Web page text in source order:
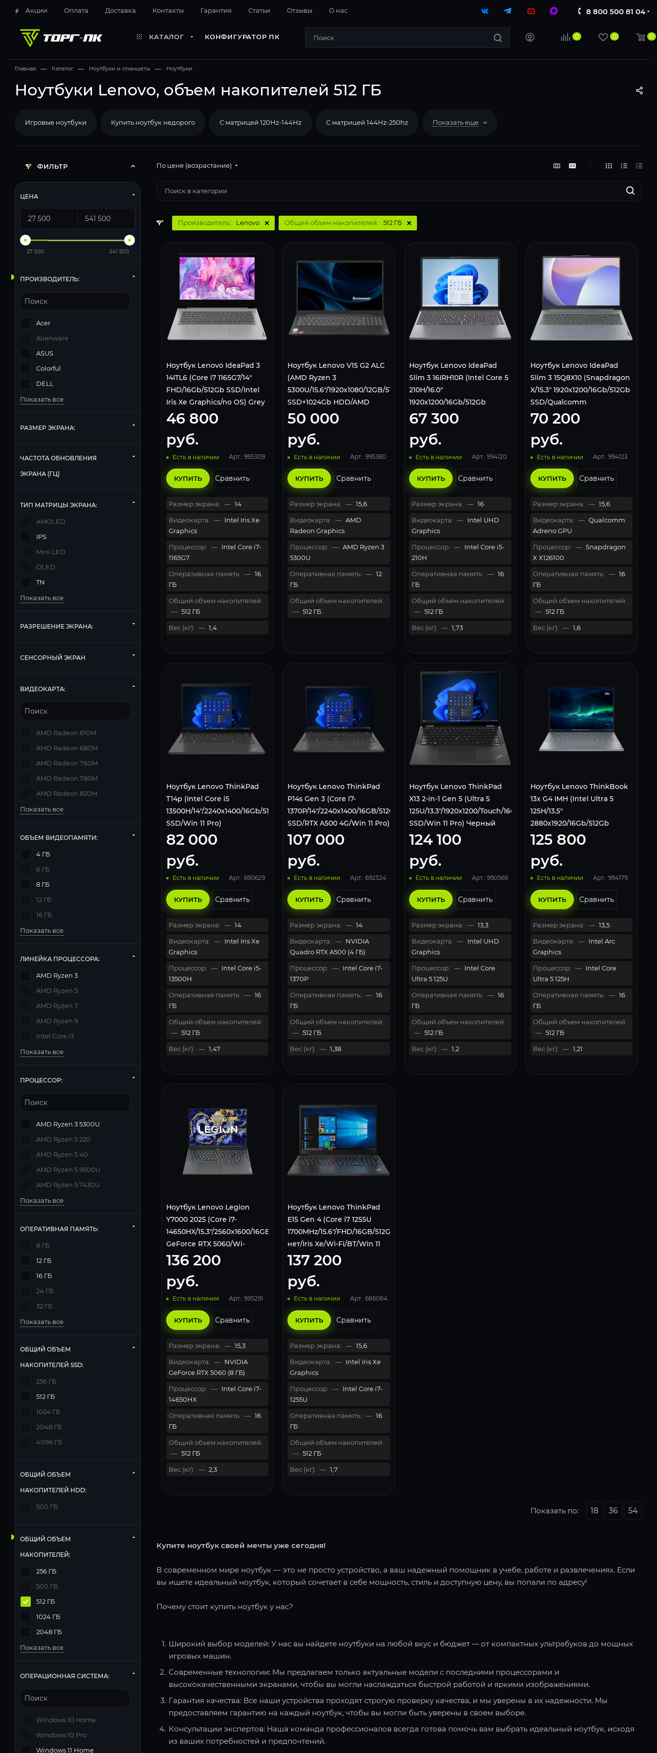
Акции Оплата Доставка Контакты Гарантия Cтатьи Отзывы О нас 8 800 500 81 04
КАТАЛОГ КОНФИГУРАТОР ПК 0 0 0
Главная — Каталог — Ноутбуки и планшеты — Ноутбуки
Ноутбуки Lenovo, объем накопителей 512 ГБ
Игровые ноутбуки Купить ноутбук недорого С матрицей 120Hz-144Hz С матрицей 144Hz-250hz Показать еще
По цене (возрастание)
Производитель:: Lenovo Общий объем накопителей:: 512 ГБ
Ноутбук Lenovo IdeaPad 3
14ITL6 (Core i7 1165G7/14"
FHD/16Gb/512Gb SSD/Intel
Iris Xe Graphics/no OS) Grey
46 800
руб.
Есть в наличии Арт.: 995309
КУПИТЬ Сравнить
Размер экрана: — 14
Видеокарта: — Intel Iris Xe
Graphics
Процессор: — Intel Core i7-
1165G7
Оперативная память: — 16
ГБ
Общий объем накопителей:
— 512 ГБ
Вес (кг): — 1,4
Ноутбук Lenovo V15 G2 ALC
(AMD Ryzen 3
5300U/15.6"/1920x1080/12GB/512gb
SSD+1024Gb HDD/AMD
Radeon Graphics/Без ОС),
82KD0031RU, черный
50 000
руб.
Есть в наличии Арт.: 995360
КУПИТЬ Сравнить
Размер экрана: — 15,6
Видеокарта: — AMD
Radeon Graphics
Процессор: — AMD Ryzen 3
5300U
Оперативная память: — 12
ГБ
Общий объем накопителей:
— 512 ГБ
Ноутбук Lenovo IdeaPad
Slim 3 16IRH10R (Intel Core 5
210H/16.0"
1920x1200/16Gb/512Gb
SSD/Intel Graphics/Win 11
Home) Luna Gray
67 300
руб.
Есть в наличии Арт.: 994120
КУПИТЬ Сравнить
Размер экрана: — 16
Видеокарта: — Intel UHD
Graphics
Процессор: — Intel Core i5-
210H
Оперативная память: — 16
ГБ
Общий объем накопителей:
— 512 ГБ
Вес (кг): — 1,73
Ноутбук Lenovo IdeaPad
Slim 3 15Q8X10 (Snapdragon
X/15.3" 1920x1200/16Gb/512Gb
SSD/Qualcomm
Adreno/Windows 11 Home)
Серый, Русская раскладка
70 200
руб.
Есть в наличии Арт.: 994123
КУПИТЬ Сравнить
Размер экрана: — 15,6
Видеокарта: — Qualcomm
Adreno GPU
Процессор: — Snapdragon
X X126100
Оперативная память: — 16
ГБ
Общий объем накопителей:
— 512 ГБ
Вес (кг): — 1,6
Ноутбук Lenovo ThinkPad
T14p (Intel Core i5
13500H/14"/2240x1400/16Gb/512Gb
SSD/Win 11 Pro)
82 000
руб.
Есть в наличии Арт.: 690629
КУПИТЬ Сравнить
Размер экрана: — 14
Видеокарта: — Intel Iris Xe
Graphics
Процессор: — Intel Core i5-
13500H
Оперативная память: — 16
ГБ
Общий объем накопителей:
— 512 ГБ
Вес (кг): — 1,47
Ноутбук Lenovo ThinkPad
P14s Gen 3 (Core i7-
1370P/14"/2240х1400/16GB/512GB
SSD/RTX A500 4G/Win 11 Pro)
Black
107 000
руб.
Есть в наличии Арт.: 692324
КУПИТЬ Сравнить
Размер экрана: — 14
Видеокарта: — NVIDIA
Quadro RTX A500 (4 ГБ)
Процессор: — Intel Core i7-
1370P
Оперативная память: — 16
ГБ
Общий объем накопителей:
— 512 ГБ
Вес (кг): — 1,38
Ноутбук Lenovo ThinkPad
X13 2-in-1 Gen 5 (Ultra 5
125U/13.3"/1920x1200/Touch/16Gb/512Gb
SSD/Win 11 Pro) Черный
124 100
руб.
Есть в наличии Арт.: 990569
КУПИТЬ Сравнить
Размер экрана: — 13,3
Видеокарта: — Intel UHD
Graphics
Процессор: — Intel Core
Ultra 5 125U
Оперативная память: — 16
ГБ
Общий объем накопителей:
— 512 ГБ
Вес (кг): — 1,2
Ноутбук Lenovo ThinkBook
13x G4 IMH (Intel Ultra 5
125H/13.5"
2880x1920/16Gb/512Gb
SSD/Intel Arc/Win 11 Home)
Серый
125 800
руб.
Есть в наличии Арт.: 994179
КУПИТЬ Сравнить
Размер экрана: — 13,5
Видеокарта: — Intel Arc
Graphics
Процессор: — Intel Core
Ultra 5 125H
Оперативная память: — 16
ГБ
Общий объем накопителей:
— 512 ГБ
Вес (кг): — 1,21
Ноутбук Lenovo Legion
Y7000 2025 (Core i7-
14650HX/15.3"/2560x1600/16GB/512GB/NVIDIA
GeForce RTX 5060/Wi-
Fi/Bluetooth/Windows 11
Home)
136 200
руб.
Есть в наличии Арт.: 995291
КУПИТЬ Сравнить
Размер экрана: — 15,3
Видеокарта: — NVIDIA
GeForce RTX 5060 (8 ГБ)
Процессор: — Intel Core i7-
14650HX
Оперативная память: — 16
ГБ
Общий объем накопителей:
— 512 ГБ
Вес (кг): — 2,3
Ноутбук Lenovo ThinkPad
E15 Gen 4 (Core i7 1255U
1700MHz/15.6"/FHD/16GB/512GB/DVD
нет/Iris Xe/Wi-Fi/BT/Win 11
Pro) Black
137 200
руб.
Есть в наличии Арт.: 686084
КУПИТЬ Сравнить
Размер экрана: — 15,6
Видеокарта: — Intel Iris Xe
Graphics
Процессор: — Intel Core i7-
1255U
Оперативная память: — 16
ГБ
Общий объем накопителей:
— 512 ГБ
Вес (кг): — 1,7
Показать по: 18 36 54
Купите ноутбук своей мечты уже сегодня!
В современном мире ноутбук — это не просто устройство, а ваш надежный помощник в учебе, работе и развлечениях. Если
вы ищете идеальный ноутбук, который сочетает в себе мощность, стиль и доступную цену, вы попали по адресу!
Почему стоит купить ноутбук у нас?
Широкий выбор моделей: У нас вы найдете ноутбуки на любой вкус и бюджет — от компактных ультрабуков до мощных
игровых машин.
Современные технологии: Мы предлагаем только актуальные модели с последними процессорами и
высококачественными экранами, чтобы вы могли наслаждаться быстрой работой и яркими изображениями.
Гарантия качества: Все наши устройства проходят строгую проверку качества, и мы уверены в их надежности. Мы
предоставляем гарантию на каждый ноутбук, чтобы вы могли быть уверены в своем выборе.
Консультации экспертов: Наша команда профессионалов всегда готова помочь вам выбрать идеальный ноутбук, исходя
из ваших потребностей и предпочтений.
ФИЛЬТР
ЦЕНА
27 500 541 500
ПРОИЗВОДИТЕЛЬ:
Acer
Alienware
ASUS
Colorful
DELL
Показать все
РАЗМЕР ЭКРАНА:
ЧАСТОТА ОБНОВЛЕНИЯ
ЭКРАНА (ГЦ)
ТИП МАТРИЦЫ ЭКРАНА:
AMOLED
IPS
Mini LED
OLED
TN
Показать все
РАЗРЕШЕНИЕ ЭКРАНА:
СЕНСОРНЫЙ ЭКРАН
ВИДЕОКАРТА:
AMD Radeon 610M
AMD Radeon 680M
AMD Radeon 760M
AMD Radeon 780M
AMD Radeon 820M
Показать все
ОБЪЕМ ВИДЕОПАМЯТИ:
4 ГБ
6 ГБ
8 ГБ
12 ГБ
16 ГБ
Показать все
ЛИНЕЙКА ПРОЦЕССОРА:
AMD Ryzen 3
AMD Ryzen 5
AMD Ryzen 7
AMD Ryzen 9
Intel Core i3
Показать все
ПРОЦЕССОР:
AMD Ryzen 3 5300U
AMD Ryzen 5 220
AMD Ryzen 5 40
AMD Ryzen 5 5600U
AMD Ryzen 5 7430U
Показать все
ОПЕРАТИВНАЯ ПАМЯТЬ:
8 ГБ
12 ГБ
16 ГБ
24 ГБ
32 ГБ
Показать все
ОБЩИЙ ОБЪЕМ
НАКОПИТЕЛЕЙ SSD:
256 ГБ
512 ГБ
1024 ГБ
2048 ГБ
4096 ГБ
ОБЩИЙ ОБЪЕМ
НАКОПИТЕЛЕЙ HDD:
500 ГБ
ОБЩИЙ ОБЪЕМ
НАКОПИТЕЛЕЙ:
256 ГБ
500 ГБ
512 ГБ
1024 ГБ
2048 ГБ
Показать все
ОПЕРАЦИОННАЯ СИСТЕМА:
Windows 10 Home
Windows 10 Pro
Windows 11 Home